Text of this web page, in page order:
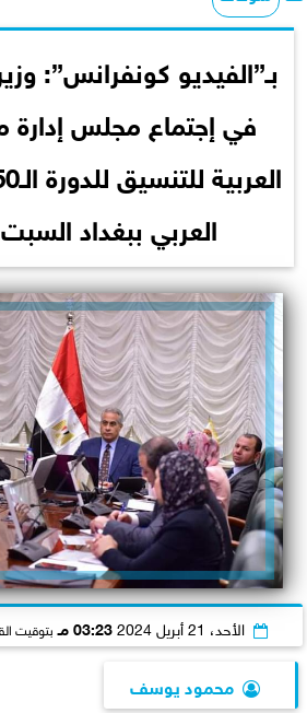
بـ”الفيديو كونفرانس”:
في إجتماع مجلس إدارة
العربي ببغداد
الأحد، 21 أبريل 2024 03:23 مـ بتوقيت
محمود يوسف